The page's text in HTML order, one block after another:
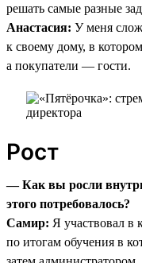
решать самые разные
Анастасия: У меня
к своему дому, в
а покупатели — гости.
Рост
— Как вы росли
этого потребовалось?
Самир: Я участвовал в
по итогам обучения в